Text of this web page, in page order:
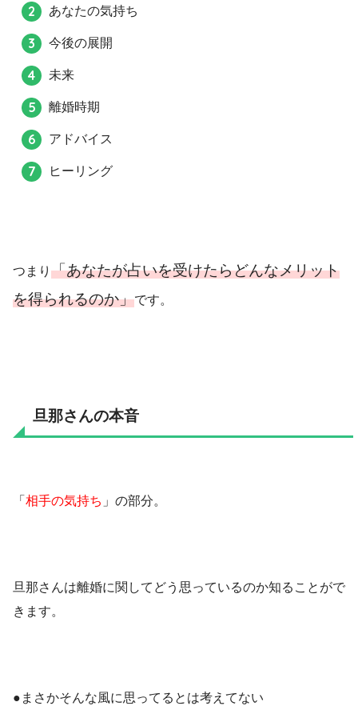
あなたの気持ち
今後の展開
未来
離婚時期
アドバイス
ヒーリング
つまり 「あなたが占いを受けたらどんなメリット
を得られるのか」です。
旦那さんの本音
「 相手の気持ち 」の部分。
旦那さんは離婚に関してどう思っているのか知ることがで
きます。
●まさかそんな風に思ってるとは考えてない